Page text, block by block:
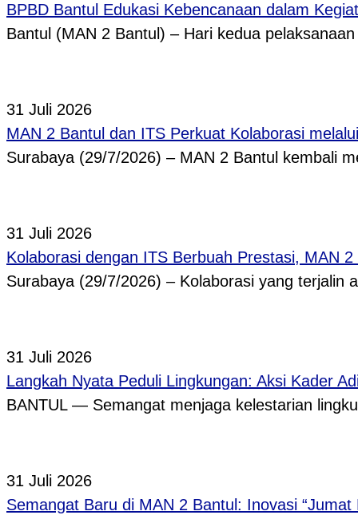
BPBD Bantul Edukasi Kebencanaan dalam
Bantul (MAN 2 Bantul) – Hari kedua
31 Juli 2026
MAN 2 Bantul dan ITS Perkuat Kolaborasi
Surabaya (29/7/2026) – MAN 2 Bantul kembali
31 Juli 2026
Kolaborasi dengan ITS Berbuah Prestasi, MAN
Surabaya (29/7/2026) – Kolaborasi yang terjalin
31 Juli 2026
Langkah Nyata Peduli Lingkungan: Aksi Kader
BANTUL — Semangat menjaga kelestarian
31 Juli 2026
Semangat Baru di MAN 2 Bantul: Inovasi